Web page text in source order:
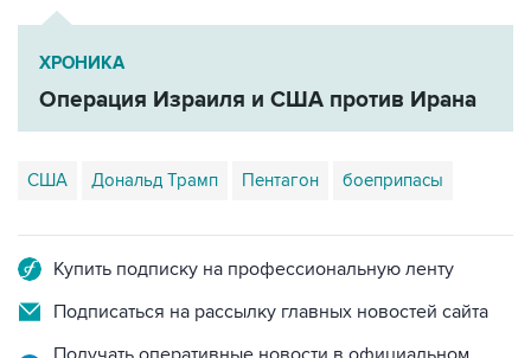
ХРОНИКА
Операция Израиля и США против Ирана
США Дональд Трамп Пентагон боеприпасы
Купить подписку на профессиональную ленту
Подписаться на рассылку главных новостей сайта